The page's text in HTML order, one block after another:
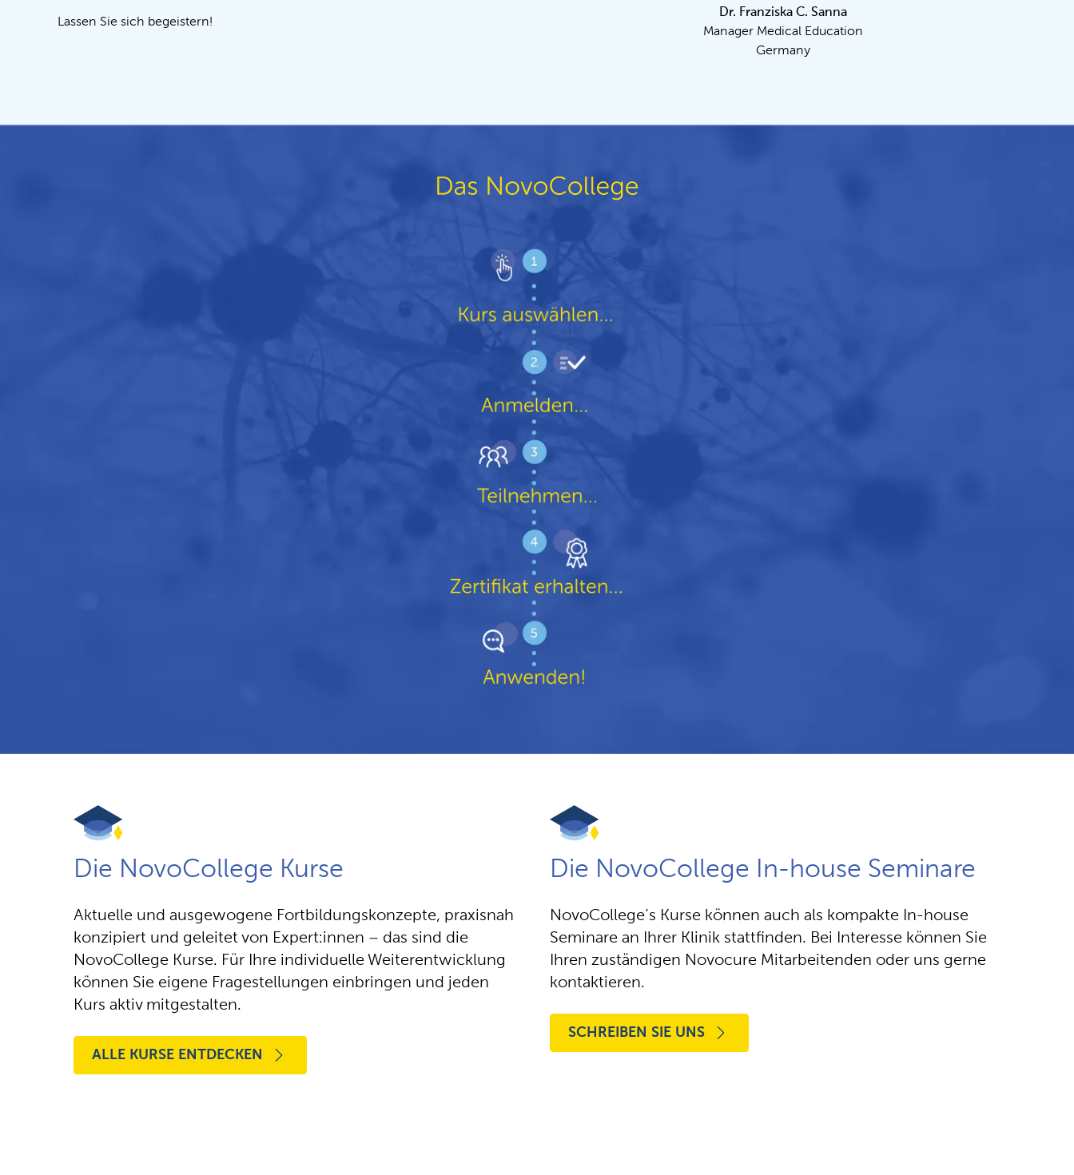
Lassen Sie sich begeistern!
Dr. Franziska C. Sanna
Manager Medical Education
Germany
Die NovoCollege Kurse
Aktuelle und ausgewogene Fortbildungskonzepte, praxisnah
konzipiert und geleitet von Expert:innen – das sind die
NovoCollege Kurse. Für Ihre individuelle Weiterentwicklung
können Sie eigene Fragestellungen einbringen und jeden
Kurs aktiv mitgestalten.
ALLE KURSE ENTDECKEN
Die NovoCollege In-house Seminare
NovoCollege’s Kurse können auch als kompakte In-house
Seminare an Ihrer Klinik stattfinden. Bei Interesse können Sie
Ihren zuständigen Novocure Mitarbeitenden oder uns gerne
kontaktieren.
SCHREIBEN SIE UNS